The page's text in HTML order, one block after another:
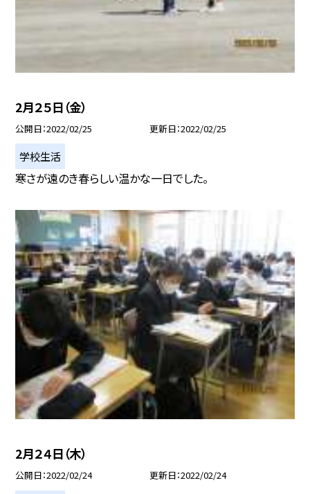
2月２５日（金）
公開日 2022/02/25 更新日 2022/02/25
学校生活
寒さが遠のき春らしい温かな一日でした。
2月２４日（木）
公開日 2022/02/24 更新日 2022/02/24